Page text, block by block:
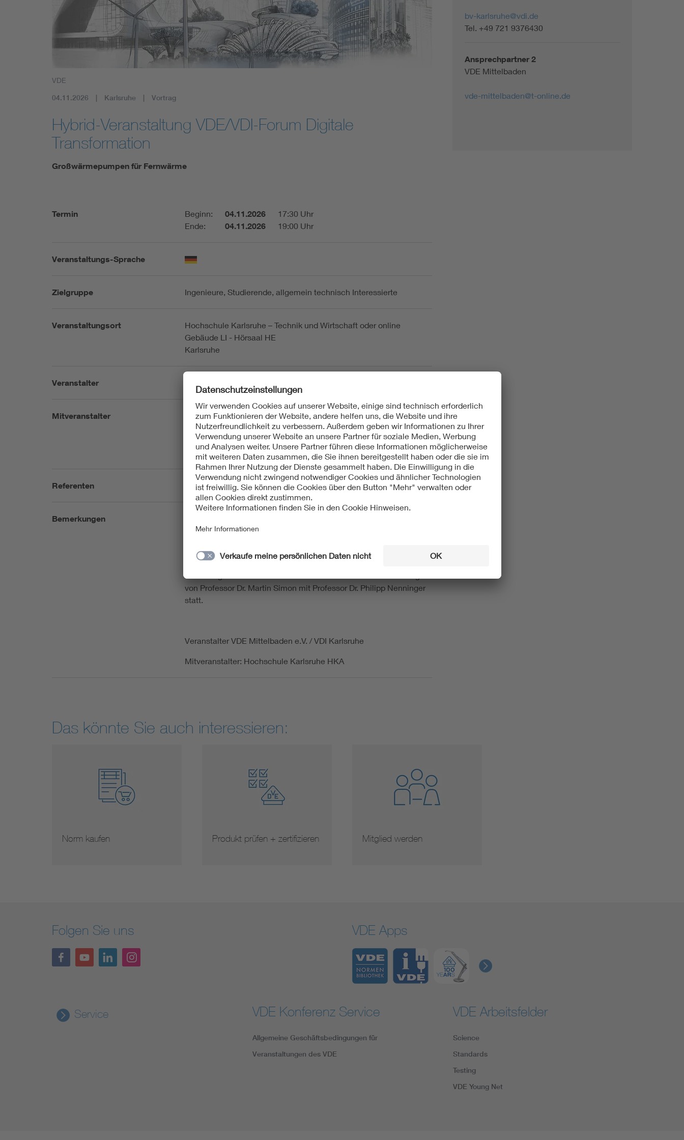
Mobility
Standards
Energy storage
Functional safety
VDE
04.11.2026 Karlsruhe Vortrag
Hybrid-Veranstaltung VDE/VDI-Forum Digitale
Transformation
Großwärmepumpen für Fernwärme
Termin Beginn: 04.11.2026
17:30 Uhr
Ende:
04.11.2026 19:00 Uhr
Veranstaltungs-Sprache
Zielgruppe Ingenieure, Studierende, allgemein technisch Interessierte
Veranstaltungsort
Hochschule Karlsruhe – Technik und Wirtschaft oder online
Gebäude LI - Hörsaal HE
Karlsruhe
Veranstalter
Mitveranstalter
VDI Karlsruhe
Hochschule Karlsruhe HKA
Referenten Raymond C. Decorvet, Everllence
Bemerkungen
einfach vorbeikommen oder online teilnehmen s.u.!!
Über die Veranstaltungsreihe: Die Veranstaltungsreihe VDE/VDI-
Forum Digitale Transformation findet in Kooperation mit dem
Technologieseminar der Hochschule Karlsruhe unter der Leitung
von Professor Dr. Martin Simon mit Professor Dr. Philipp Nenninger
statt.
Veranstalter VDE Mittelbaden e.V. / VDI Karlsruhe
Mitveranstalter: Hochschule Karlsruhe HKA
bv-karlsruhe@vdi.de
Tel. +49 721 9376430
Ansprechpartner 2
VDE Mittelbaden
vde-mittelbaden@t-online.de
Das könnte Sie auch interessieren:
Norm kaufen Produkt prüfen + zertifizieren Mitglied werden
Folgen Sie uns VDE Apps
Service VDE Konferenz Service
Allgemeine Geschäftsbedingungen für
Veranstaltungen des VDE
VDE Arbeitsfelder
Science
Standards
Testing
VDE Young Net